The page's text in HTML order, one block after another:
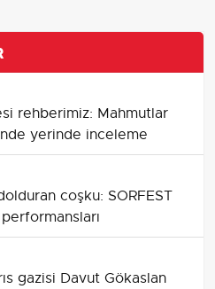
rehberimiz: Mahmutlar
yerinde inceleme
coşku: SORFEST
gazisi Davut Gökaslan